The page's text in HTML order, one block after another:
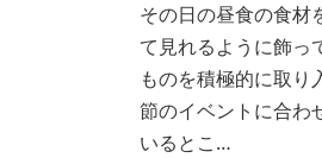
その日の昼食の食材
て見れるように飾っ
ものを積極的に取り
節のイベントに合わ
いるとこ…